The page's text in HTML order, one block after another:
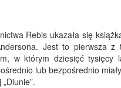
Rebis ukazała się
Jest to pierwsza z
w którym dziesięć tysięcy
lub bezpośrednio